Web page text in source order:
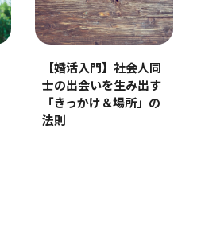
【婚活入門】社会人同
士の出会いを生み出す
「きっかけ＆場所」の
法則